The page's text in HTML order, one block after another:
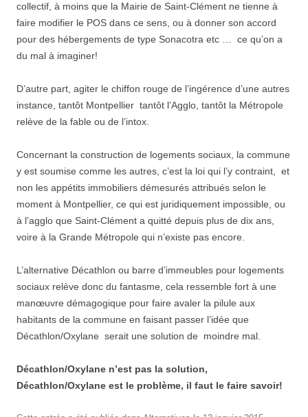
collectif, à moins que la Mairie de Saint-Clément ne tienne à
faire modifier le POS dans ce sens, ou à donner son accord
pour des hébergements de type Sonacotra etc … ce qu’on a
du mal à imaginer!
D’autre part, agiter le chiffon rouge de l’ingérence d’une autres
instance, tantôt Montpellier tantôt l’Agglo, tantôt la Métropole
relève de la fable ou de l’intox.
Concernant la construction de logements sociaux, la commune
y est soumise comme les autres, c’est la loi qui l’y contraint, et
non les appétits immobiliers démesurés attribués selon le
moment à Montpellier, ce qui est juridiquement impossible, ou
à l’agglo que Saint-Clément a quitté depuis plus de dix ans,
voire à la Grande Métropole qui n’existe pas encore.
L’alternative Décathlon ou barre d’immeubles pour logements
sociaux relève donc du fantasme, cela ressemble fort à une
manœuvre démagogique pour faire avaler la pilule aux
habitants de la commune en faisant passer l’idée que
Décathlon/Oxylane serait une solution de moindre mal.
Décathlon/Oxylane n’est pas la solution,
Décathlon/Oxylane est le problème, il faut le faire savoir!